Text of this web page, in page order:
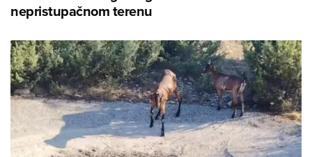
nepristupačnom terenu